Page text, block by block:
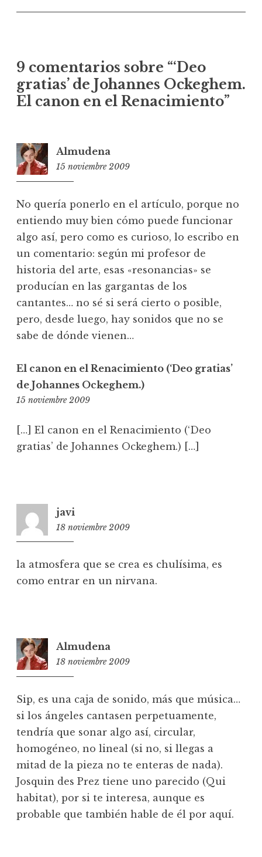
9 comentarios sobre “‘Deo
gratias’ de Johannes Ockeghem.
El canon en el Renacimiento”
Almudena
15 noviembre 2009
No quería ponerlo en el artículo, porque no
entiendo muy bien cómo puede funcionar
algo así, pero como es curioso, lo escribo en
un comentario: según mi profesor de
historia del arte, esas «resonancias» se
producían en las gargantas de los
cantantes… no sé si será cierto o posible,
pero, desde luego, hay sonidos que no se
sabe de dónde vienen…
El canon en el Renacimiento (‘Deo gratias’
de Johannes Ockeghem.)
15 noviembre 200919:49
[…] El canon en el Renacimiento (‘Deo
gratias’ de Johannes Ockeghem.) […]
javi
18 noviembre 2009
la atmosfera que se crea es chulísima, es
como entrar en un nirvana.
Almudena
18 noviembre 2009
Sip, es una caja de sonido, más que música…
si los ángeles cantasen perpetuamente,
tendría que sonar algo así, circular,
homogéneo, no lineal (si no, si llegas a
mitad de la pieza no te enteras de nada).
Josquin des Prez tiene uno parecido (Qui
habitat), por si te interesa, aunque es
probable que también hable de él por aquí.